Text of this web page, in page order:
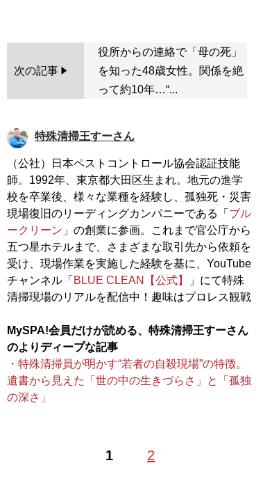
次の記事
役所からの連絡で「母の死」
を知った48歳女性。関係を絶
って約10年…“...
特殊清掃王すーさん
（公社）日本ペストコントロール協会認証技能
師。1992年、東京都大田区生まれ。地元の進学
校を卒業後、様々な業種を経験し、孤独死・災害
現場復旧のリーディングカンパニーである「 ブル
ークリーン 」の創業に参画。これまで官公庁から
五つ星ホテルまで、さまざまな取引先から依頼を
受け、現場作業を実施した経験を基に、YouTube
チャンネル「 BLUE CLEAN【公式】
」にて特殊
清掃現場のリアルを配信中！趣味はプロレス観戦
MySPA!会員だけが読める、特殊清掃王すーさん
のよりディープな記事
・特殊清掃員が明かす“若者の自殺現場”の特徴。
遺書から見えた「世の中の生きづらさ」と「孤独
の深さ」
1 2